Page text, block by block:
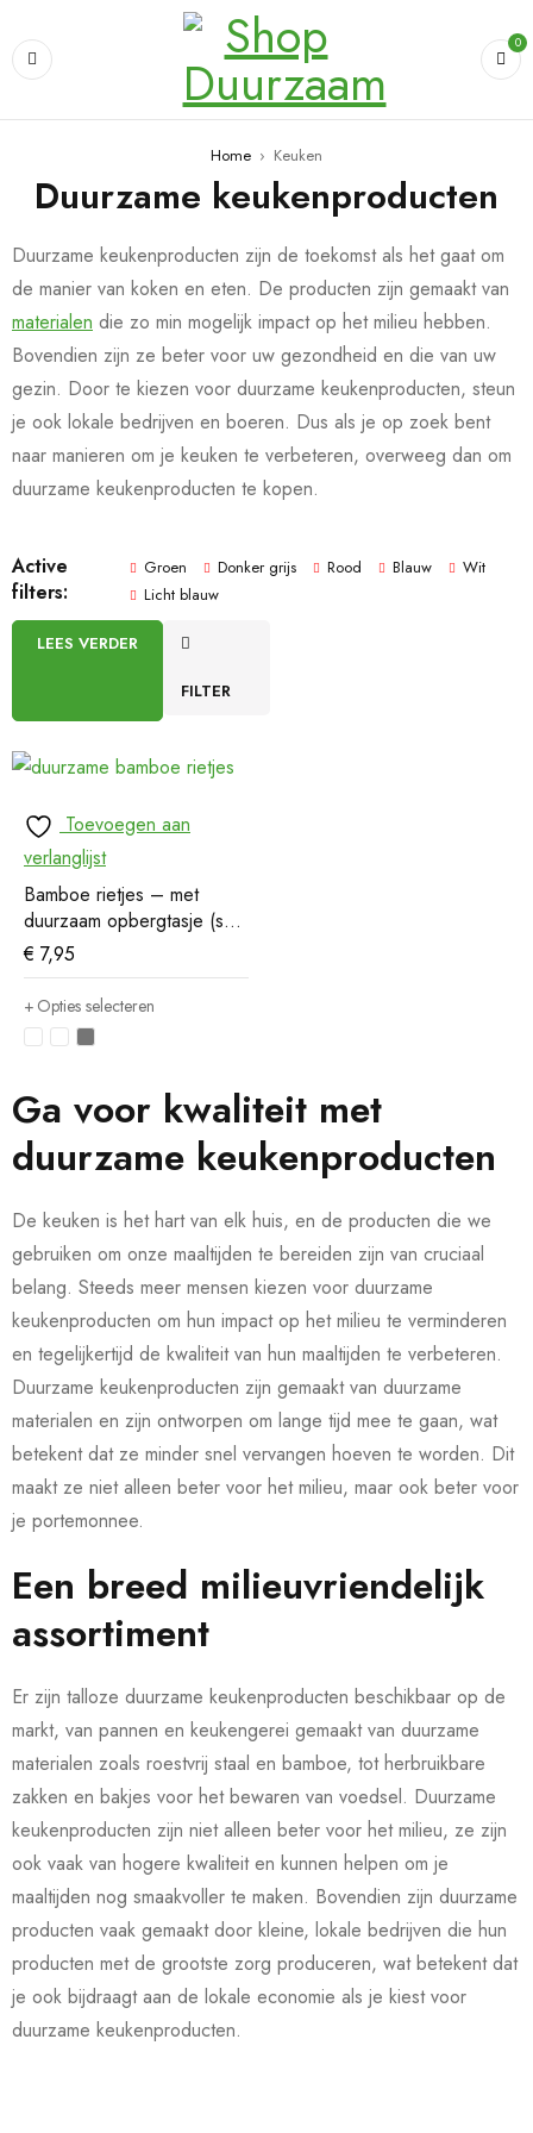
0
Home › Keuken
Duurzame keukenproducten
Duurzame keukenproducten zijn de toekomst als het gaat om
de manier van koken en eten. De producten zijn gemaakt van
materialen die zo min mogelijk impact op het milieu hebben.
Bovendien zijn ze beter voor uw gezondheid en die van uw
gezin. Door te kiezen voor duurzame keukenproducten, steun
je ook lokale bedrijven en boeren. Dus als je op zoek bent
naar manieren om je keuken te verbeteren, overweeg dan om
duurzame keukenproducten te kopen.
Active
filters:
Groen Donker grijs Rood Blauw
Wit
Licht blauw
FILTER
LEES VERDER
Toevoegen aan
verlanglijst
Bamboe rietjes – met
duurzaam opbergtasje (set
van 6)
€ 7,95
Opties selecteren
Ga voor kwaliteit met
duurzame keukenproducten
De keuken is het hart van elk huis, en de producten die we
gebruiken om onze maaltijden te bereiden zijn van cruciaal
belang. Steeds meer mensen kiezen voor duurzame
keukenproducten om hun impact op het milieu te verminderen
en tegelijkertijd de kwaliteit van hun maaltijden te verbeteren.
Duurzame keukenproducten zijn gemaakt van duurzame
materialen en zijn ontworpen om lange tijd mee te gaan, wat
betekent dat ze minder snel vervangen hoeven te worden. Dit
maakt ze niet alleen beter voor het milieu, maar ook beter voor
je portemonnee.
Een breed milieuvriendelijk
assortiment
Er zijn talloze duurzame keukenproducten beschikbaar op de
markt, van pannen en keukengerei gemaakt van duurzame
materialen zoals roestvrij staal en bamboe, tot herbruikbare
zakken en bakjes voor het bewaren van voedsel. Duurzame
keukenproducten zijn niet alleen beter voor het milieu, ze zijn
ook vaak van hogere kwaliteit en kunnen helpen om je
maaltijden nog smaakvoller te maken. Bovendien zijn duurzame
producten vaak gemaakt door kleine, lokale bedrijven die hun
producten met de grootste zorg produceren, wat betekent dat
je ook bijdraagt aan de lokale economie als je kiest voor
duurzame keukenproducten.